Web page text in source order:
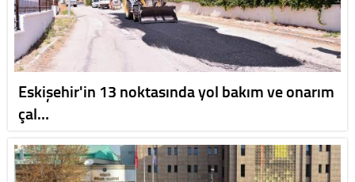
Eskişehir'in 13 noktasında yol bakım ve onarım
çal…